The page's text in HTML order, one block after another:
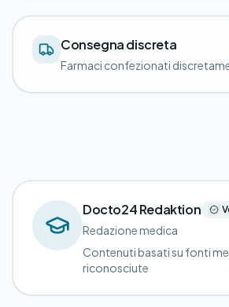
Consegna discreta
Farmaci confezionati
Docto24 Redaktion
Redazione medica
Contenuti basati su fonti
riconosciute